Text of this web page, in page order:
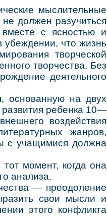
мыслительные
должен разучиться
с ясностью и
убеждении, что жизнь
творческой
творчества. Без
деятельного
на двух
ребенка 10—
воздействия
жанров,
с учащимися должна
момент, когда она
анализа.
— преодоление
свои мысли и
этого конфликта